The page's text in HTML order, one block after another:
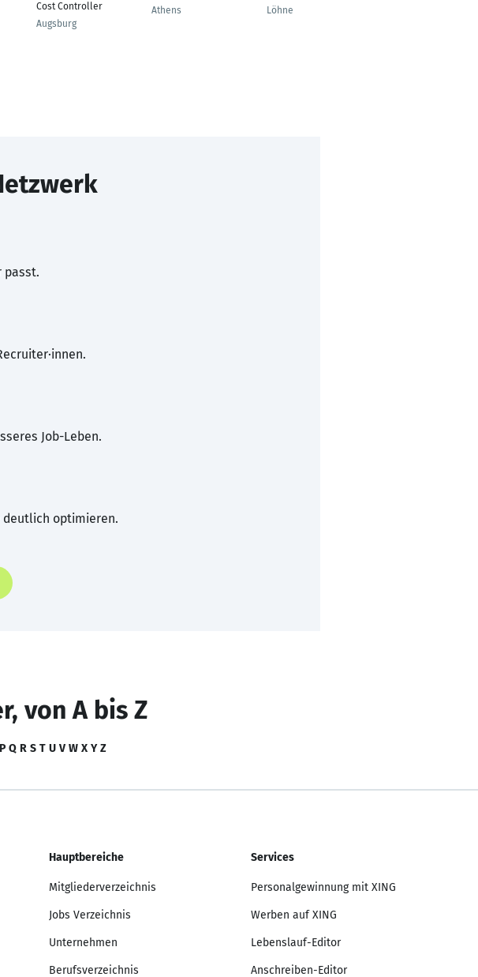
Cost Controller
Augsburg
Athens
Löhne
passt.
Job-Leben.
deutlich optimieren.
von A bis Z
P Q R S T U V W X Y Z
Hauptbereiche
Mitgliederverzeichnis
Jobs Verzeichnis
Unternehmen
Berufsverzeichnis
Services
Personalgewinnung mit XING
Werben auf XING
Lebenslauf-Editor
Anschreiben-Editor